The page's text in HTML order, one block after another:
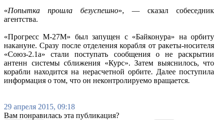
«Попытка прошла безуспешно», — сказал собеседник
агентства.
«Прогресс М-27М» был запущен с «Байконура» на орбиту
накануне. Сразу после отделения корабля от ракеты-носителя
«Союз-2.1а» стали поступать сообщения о не раскрытии
антенн системы сближения «Курс». Затем выяснилось, что
корабли находится на нерасчетной орбите. Далее поступила
информация о том, что он неконтролируемо вращается.
29 апреля 2015, 09:18
Вам понравилась эта публикация?